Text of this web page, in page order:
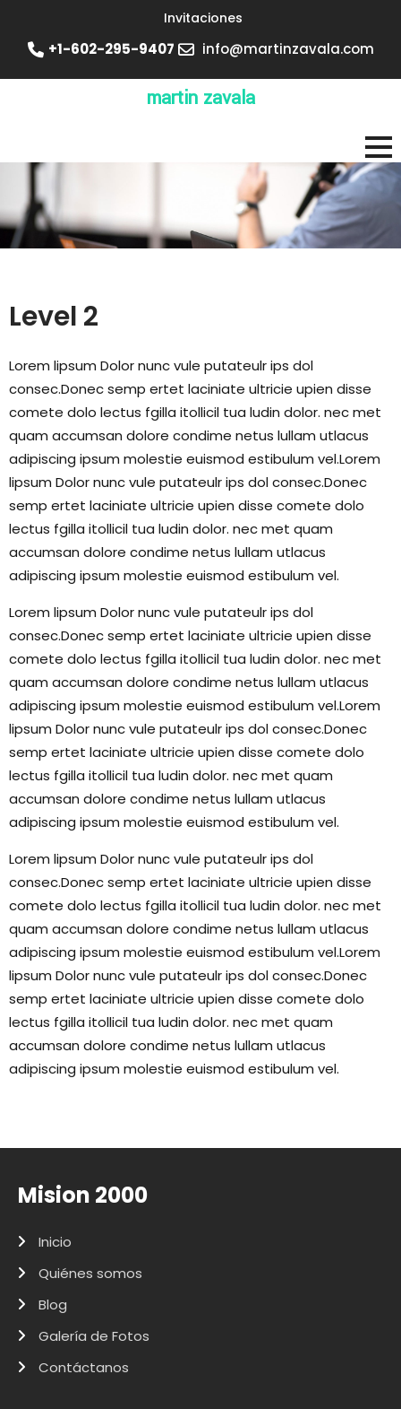
Invitaciones
+1-602-295-9407 info@martinzavala.com
martin zavala
Level 2
Lorem lipsum Dolor nunc vule putateulr ips dol
consec.Donec semp ertet laciniate ultricie upien disse
comete dolo lectus fgilla itollicil tua ludin dolor. nec met
quam accumsan dolore condime netus lullam utlacus
adipiscing ipsum molestie euismod estibulum vel.Lorem
lipsum Dolor nunc vule putateulr ips dol consec.Donec
semp ertet laciniate ultricie upien disse comete dolo
lectus fgilla itollicil tua ludin dolor. nec met quam
accumsan dolore condime netus lullam utlacus
adipiscing ipsum molestie euismod estibulum vel.
Lorem lipsum Dolor nunc vule putateulr ips dol
consec.Donec semp ertet laciniate ultricie upien disse
comete dolo lectus fgilla itollicil tua ludin dolor. nec met
quam accumsan dolore condime netus lullam utlacus
adipiscing ipsum molestie euismod estibulum vel.Lorem
lipsum Dolor nunc vule putateulr ips dol consec.Donec
semp ertet laciniate ultricie upien disse comete dolo
lectus fgilla itollicil tua ludin dolor. nec met quam
accumsan dolore condime netus lullam utlacus
adipiscing ipsum molestie euismod estibulum vel.
Lorem lipsum Dolor nunc vule putateulr ips dol
consec.Donec semp ertet laciniate ultricie upien disse
comete dolo lectus fgilla itollicil tua ludin dolor. nec met
quam accumsan dolore condime netus lullam utlacus
adipiscing ipsum molestie euismod estibulum vel.Lorem
lipsum Dolor nunc vule putateulr ips dol consec.Donec
semp ertet laciniate ultricie upien disse comete dolo
lectus fgilla itollicil tua ludin dolor. nec met quam
accumsan dolore condime netus lullam utlacus
adipiscing ipsum molestie euismod estibulum vel.
Mision 2000
Inicio
Quiénes somos
Blog
Galería de Fotos
Contáctanos